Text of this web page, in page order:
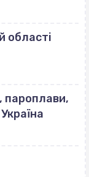
області
пароплави,